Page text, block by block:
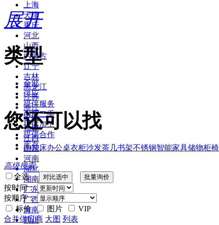
上海
天津
重庆
河北
山西
内蒙古
辽宁
吉林
黑龙江
江苏
浙江
安徽
福建
江西
山东
河南
湖北
湖南
广东
广西
海南
四川
展开
类型
全部
供应
提供服务
供应二手
提供加工
提供合作
库存
您还可以找
2022床办公桌衣柜沙发茶几书架不锈钢智能家具储物柜
高级搜索
全选
按时间：
按顺序：
标价
图片
VIP
合并供应商 大图 列表